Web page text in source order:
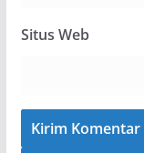
Situs Web